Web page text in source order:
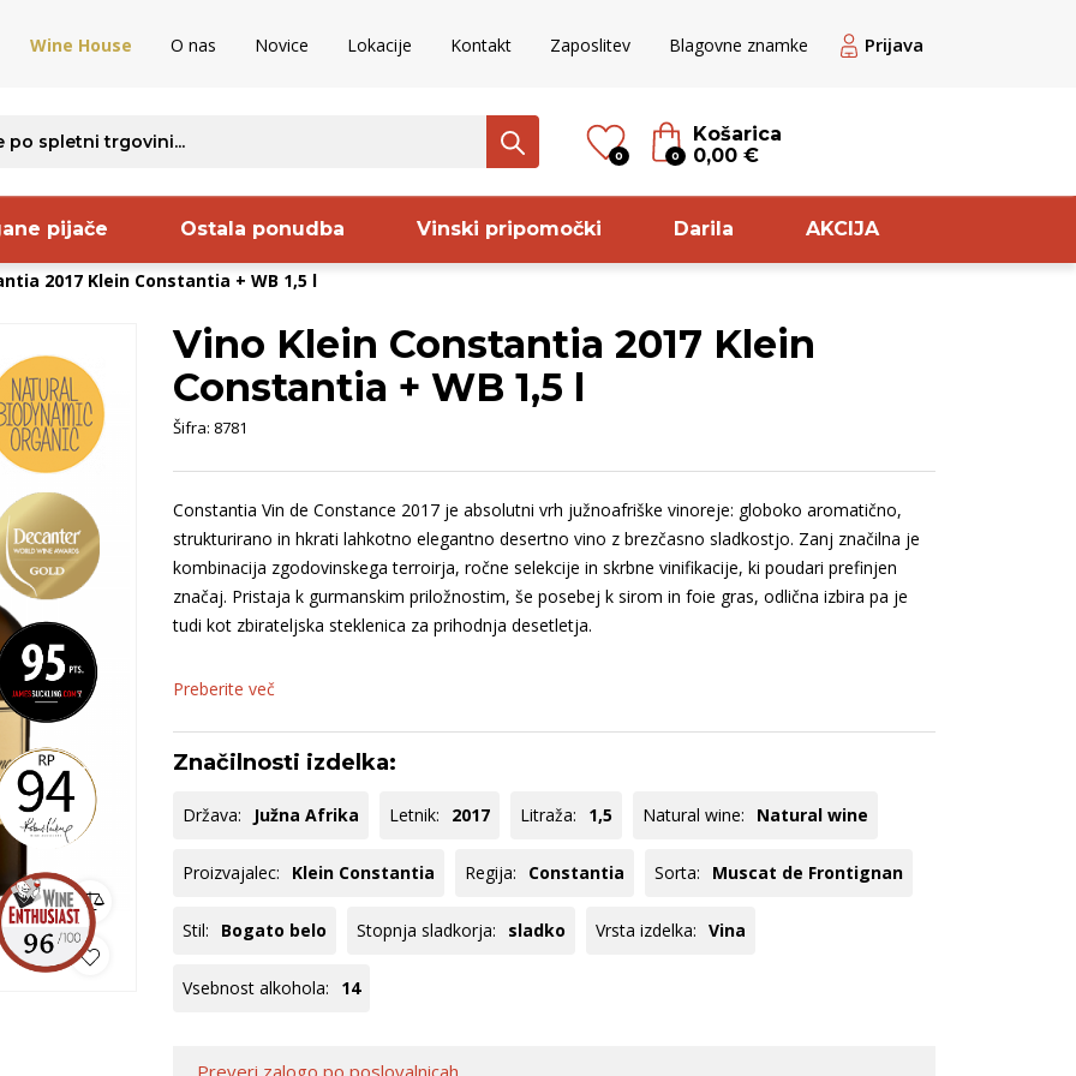
Wine House O nas Novice Lokacije Kontakt Zaposlitev Blagovne znamke Prijava
0 0
Košarica
0,00 €
ponudba
vse
Regija
Kras
dolina
Istra
Dolenjska
Goriška Brda
Poglej vse
Proizvajalec
Pommery
Sanctum
Poglej vse
Stil
Bogato rose
Bogato Belo /
Oranžno
Sveže belo
Pikolit
Modri pinot
Cuve
Pinot
pijače Ostala ponudba Vinski pripomočki Darila AKCIJA
2017 Klein Constantia + WB 1,5 l
Vino Klein Constantia 2017 Klein
Constantia + WB 1,5 l
Šifra: 8781
Constantia Vin de Constance 2017 je absolutni vrh južnoafriške vinoreje: globoko aromatično,
strukturirano in hkrati lahkotno elegantno desertno vino z brezčasno sladkostjo. Zanj značilna je
kombinacija zgodovinskega terroirja, ročne selekcije in skrbne vinifikacije, ki poudari prefinjen
značaj. Pristaja k gurmanskim priložnostim, še posebej k sirom in foie gras, odlična izbira pa je
tudi kot zbirateljska steklenica za prihodnja desetletja.
Preberite več
Značilnosti izdelka:
Država: Južna Afrika Letnik: 2017 Litraža: 1,5 Natural wine: Natural wine
Proizvajalec: Klein Constantia Regija: Constantia Sorta: Muscat de Frontignan
Stil: Bogato belo Stopnja sladkorja: sladko Vrsta izdelka: Vina
Vsebnost alkohola: 14
Preveri zalogo po poslovalnicah